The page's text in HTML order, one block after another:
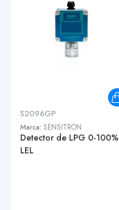
S2096GP
Marca: SENSITRON
Detector de LPG 0-100%
LEL